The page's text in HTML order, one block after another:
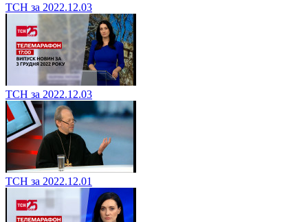
ТСН за 2022.12.03
ТСН за 2022.12.03
ТСН за 2022.12.01